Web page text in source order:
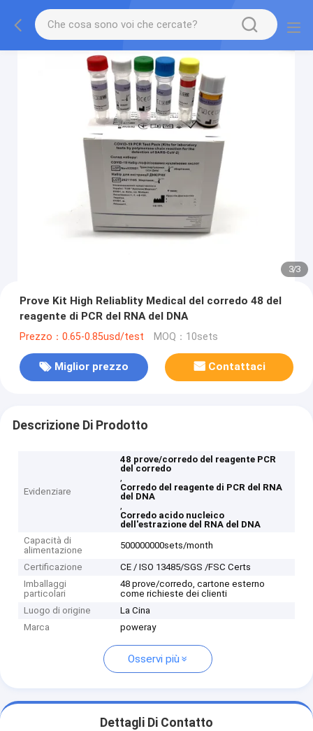
3/3
Prove Kit High Reliablity Medical del corredo 48 del
reagente di PCR del RNA del DNA
Prezzo：0.65-0.85usd/test MOQ：10sets
Miglior prezzo Contattaci
Descrizione Di Prodotto
Evidenziare
48 prove/corredo del reagente PCR
del corredo
,
Corredo del reagente di PCR del RNA
del DNA
,
Corredo acido nucleico
dell'estrazione del RNA del DNA
Capacità di
alimentazione
500000000sets/month
Certificazione
CE / ISO 13485/SGS /FSC Certs
Imballaggi
particolari
48 prove/corredo, cartone esterno
come richieste dei clienti
Luogo di origine
La Cina
Marca
poweray
Osservi più
Dettagli Di Contatto